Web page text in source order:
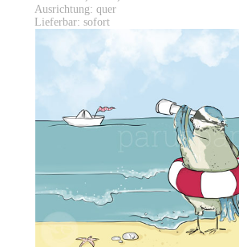
Ausrichtung: quer
Lieferbar: sofort